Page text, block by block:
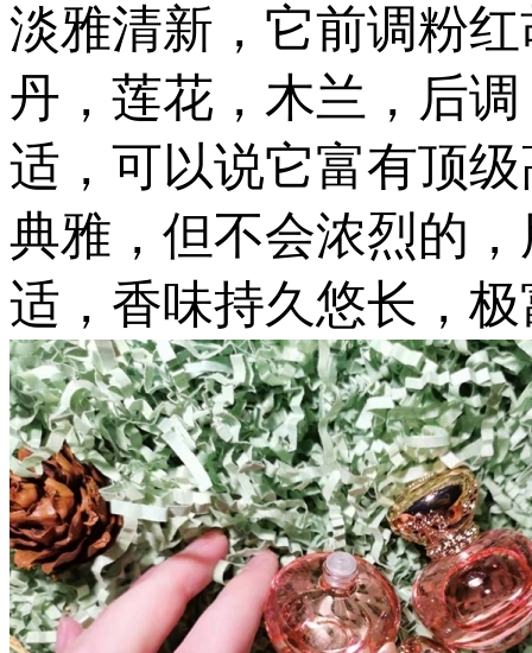
淡雅清新，它前调粉
丹，莲花，木兰，后
适，可以说它富有顶
典雅，但不会浓烈的
适，香味持久悠长，